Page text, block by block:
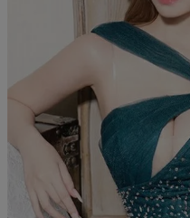
Veautt
ランジェリー